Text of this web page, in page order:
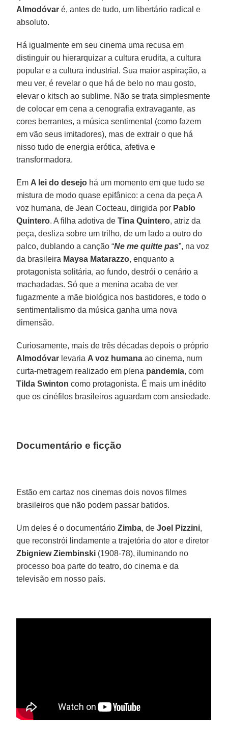
Almodóvar é, antes de tudo, um libertário radical e
absoluto.
Há igualmente em seu cinema uma recusa em
distinguir ou hierarquizar a cultura erudita, a cultura
popular e a cultura industrial. Sua maior aspiração, a
meu ver, é revelar o que há de belo no mau gosto,
elevar o kitsch ao sublime. Não se trata simplesmente
de colocar em cena a cenografia extravagante, as
cores berrantes, a música sentimental (como fazem
em vão seus imitadores), mas de extrair o que há
nisso tudo de energia erótica, afetiva e
transformadora.
Em A lei do desejo há um momento em que tudo se
mistura de modo quase epifânico: a cena da peça A
voz humana, de Jean Cocteau, dirigida por Pablo
Quintero. A filha adotiva deTina Quintero, atriz da
peça, desliza sobre um trilho, de um lado a outro do
palco, dublando a canção “Ne me quitte pas”, na voz
da brasileira Maysa Matarazzo, enquanto a
protagonista solitária, ao fundo, destrói o cenário a
machadadas. Só que a menina acaba de ver
fugazmente a mãe biológica nos bastidores, e todo o
sentimentalismo da música ganha uma nova
dimensão.
Curiosamente, mais de três décadas depois o próprio
Almodóvar levaria A voz humana ao cinema, num
curta-metragem realizado em plena pandemia, com
Tilda Swinton como protagonista. É mais um inédito
que os cinéfilos brasileiros aguardam com ansiedade.
Documentário e ficção
Estão em cartaz nos cinemas dois novos filmes
brasileiros que não podem passar batidos.
Um deles é o documentárioZimba, deJoel Pizzini,
que reconstrói lindamente a trajetória do ator e diretor
Zbigniew Ziembinski (1908-78), iluminando no
processo boa parte do teatro, do cinema e da
televisão em nosso país.